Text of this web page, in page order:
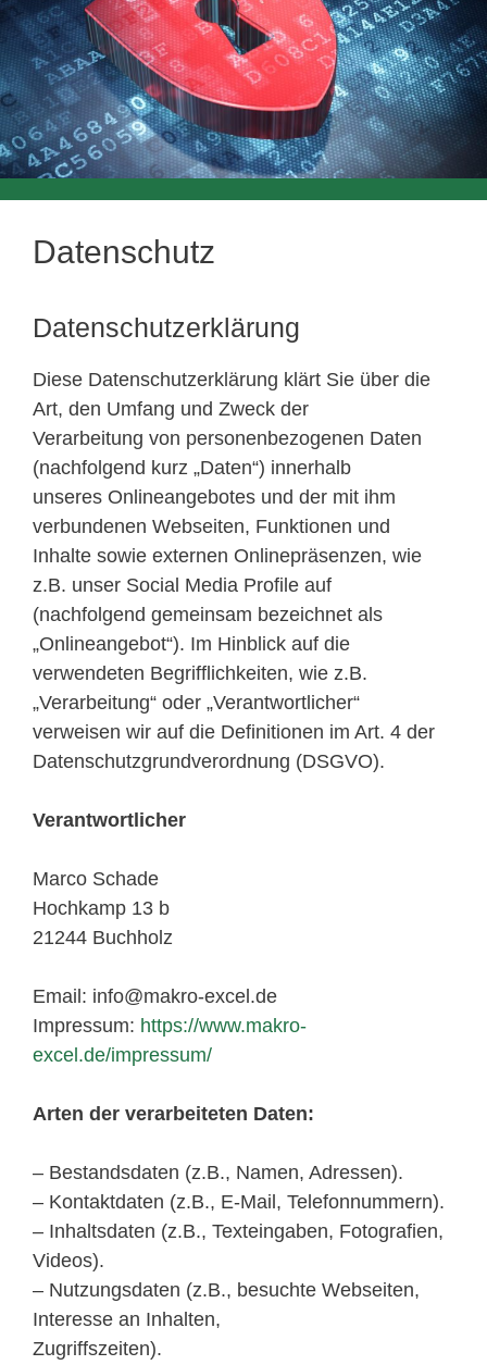
Datenschutz
Datenschutzerklärung
Diese Datenschutzerklärung klärt Sie über die
Art, den Umfang und Zweck der
Verarbeitung von personenbezogenen Daten
(nachfolgend kurz „Daten“) innerhalb
unseres Onlineangebotes und der mit ihm
verbundenen Webseiten, Funktionen und
Inhalte sowie externen Onlinepräsenzen, wie
z.B. unser Social Media Profile auf
(nachfolgend gemeinsam bezeichnet als
„Onlineangebot“). Im Hinblick auf die
verwendeten Begrifflichkeiten, wie z.B.
„Verarbeitung“ oder „Verantwortlicher“
verweisen wir auf die Definitionen im Art. 4 der
Datenschutzgrundverordnung (DSGVO).
Verantwortlicher
Marco Schade
Hochkamp 13 b
21244 Buchholz
Email: info@makro-excel.de
Impressum: https://www.makro-
excel.de/impressum/
Arten der verarbeiteten Daten:
– Bestandsdaten (z.B., Namen, Adressen).
– Kontaktdaten (z.B., E-Mail, Telefonnummern).
– Inhaltsdaten (z.B., Texteingaben, Fotografien,
Videos).
– Nutzungsdaten (z.B., besuchte Webseiten,
Interesse an Inhalten,
Zugriffszeiten).